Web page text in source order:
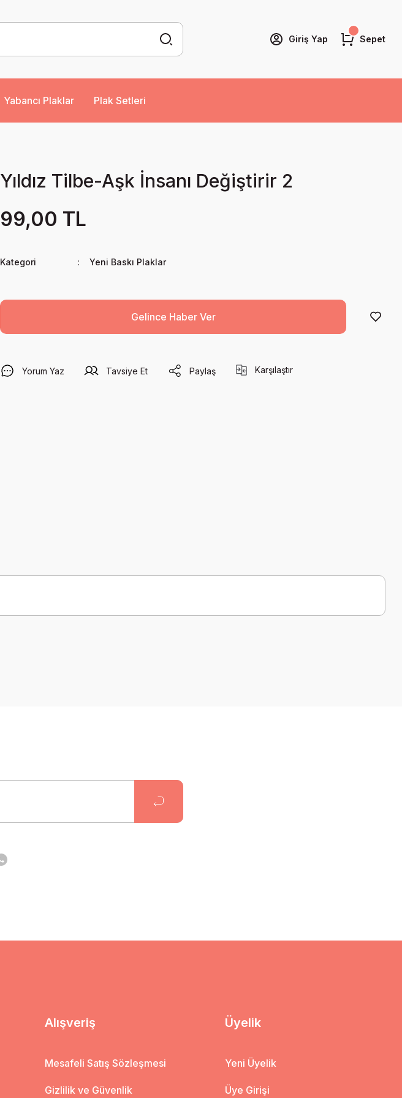
Giriş Yap Sepet
Yabancı Plaklar Plak Setleri
Yıldız Tilbe-Aşk İnsanı Değiştirir 2
99,00 TL
Kategori Yeni Baskı Plaklar
Gelince Haber Ver
Yorum Yaz Tavsiye Et Paylaş Karşılaştır
Alışveriş
Mesafeli Satış Sözleşmesi
Gizlilik ve Güvenlik
Üyelik
Yeni Üyelik
Üye Girişi